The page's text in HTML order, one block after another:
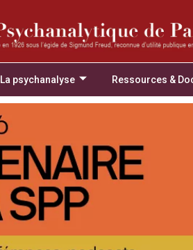
La psychanalyse Ressources &